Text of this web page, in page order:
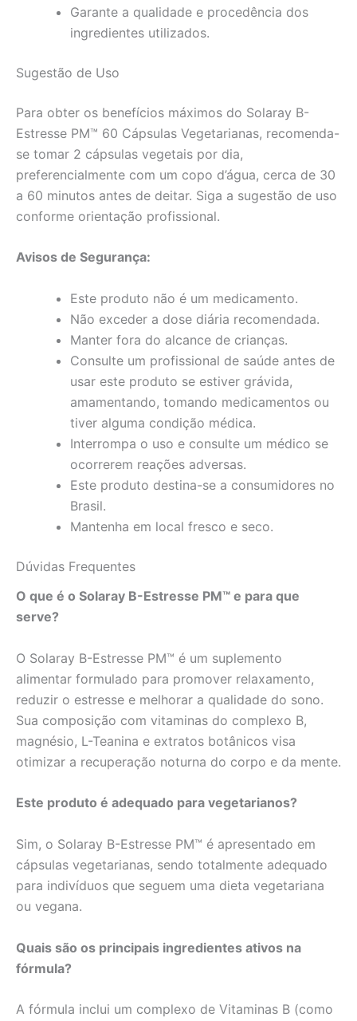
Garante a qualidade e procedência dos
ingredientes utilizados.
Sugestão de Uso
Para obter os benefícios máximos do Solaray B-
Estresse PM™ 60 Cápsulas Vegetarianas, recomenda-
se tomar 2 cápsulas vegetais por dia,
preferencialmente com um copo d’água, cerca de 30
a 60 minutos antes de deitar. Siga a sugestão de uso
conforme orientação profissional.
Avisos de Segurança:
Este produto não é um medicamento.
Não exceder a dose diária recomendada.
Manter fora do alcance de crianças.
Consulte um profissional de saúde antes de
usar este produto se estiver grávida,
amamentando, tomando medicamentos ou
tiver alguma condição médica.
Interrompa o uso e consulte um médico se
ocorrerem reações adversas.
Este produto destina-se a consumidores no
Brasil.
Mantenha em local fresco e seco.
Dúvidas Frequentes
O que é o Solaray B-Estresse PM™ e para que
serve?
O Solaray B-Estresse PM™ é um suplemento
alimentar formulado para promover relaxamento,
reduzir o estresse e melhorar a qualidade do sono.
Sua composição com vitaminas do complexo B,
magnésio, L-Teanina e extratos botânicos visa
otimizar a recuperação noturna do corpo e da mente.
Este produto é adequado para vegetarianos?
Sim, o Solaray B-Estresse PM™ é apresentado em
cápsulas vegetarianas, sendo totalmente adequado
para indivíduos que seguem uma dieta vegetariana
ou vegana.
Quais são os principais ingredientes ativos na
fórmula?
A fórmula inclui um complexo de Vitaminas B (como